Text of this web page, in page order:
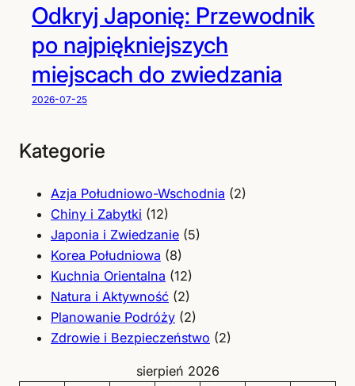
Odkryj Japonię: Przewodnik
po najpiękniejszych
miejscach do zwiedzania
2026-07-25
Kategorie
Azja Południowo-Wschodnia (2)
Chiny i Zabytki (12)
Japonia i Zwiedzanie (5)
Korea Południowa (8)
Kuchnia Orientalna (12)
Natura i Aktywność (2)
Planowanie Podróży (2)
Zdrowie i Bezpieczeństwo (2)
sierpień 2026